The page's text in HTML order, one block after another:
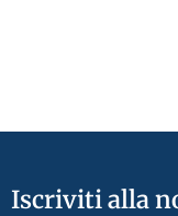
Iscriviti alla